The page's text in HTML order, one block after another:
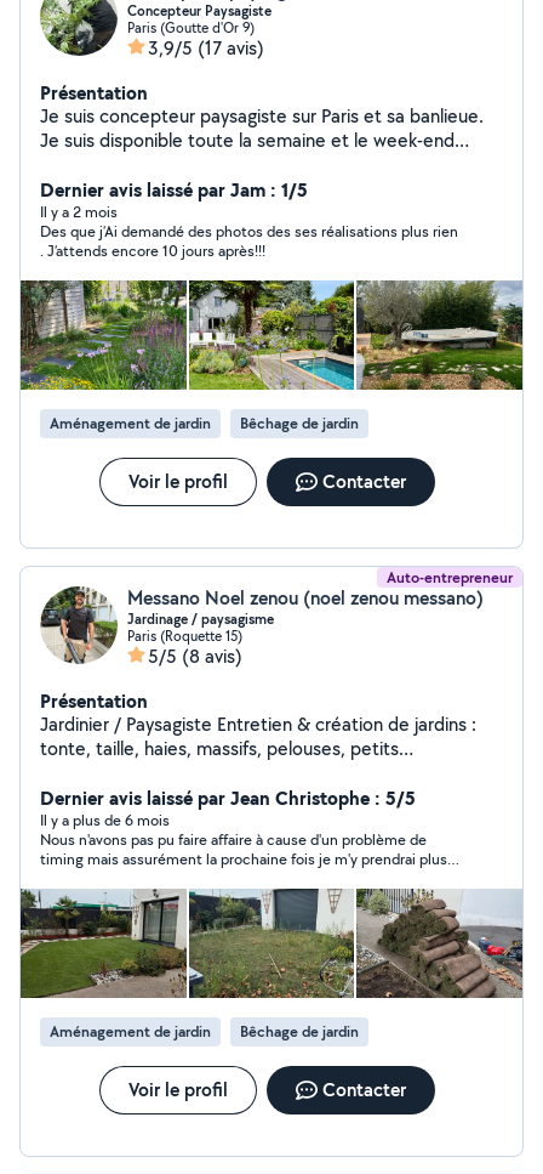
Concepteur Paysagiste
Paris (Goutte d'Or 9)
3,9/5 (17 avis)
Présentation
Je suis concepteur paysagiste sur Paris et sa banlieue.
Je suis disponible toute la semaine et le week-end
(entretien) et vos projets de créations (Devis avec ou
sans option (une palette végétale, et un moodboard).
Je suis spécialisé dans la reconnaissance de végétaux.
Mes réalisations sont très souvent basées sur le végétal
et sur toutes ces formes (voir mes créations sur mon
profil). Mes aménagements paysagers concernent : les
jardins, les terrasses, les balcons filants, les patios, et
les rooftops. Je réalise des terrasses bois, des pergolas,
des bacs potagers, l'installation d'arrosage automatique
et d'éclairage, mise en place de bacs et poteries, et
surtout des plantations avec une palette végétal
adaptés à votre lieu mélangé à vos envies. Nolan
Instagram : nolan.rbc
Dernier avis laissé par Jam : 1/5
Il y a 2 mois
Des que j’Ai demandé des photos des ses réalisations plus rien
. J’attends encore 10 jours après!!!
Aménagement de jardin Bêchage de jardin
Voir le profil Contacter
Auto-entrepreneur
Messano Noel zenou (noel zenou messano)
Jardinage / paysagisme
Paris (Roquette 15)
5/5 (8 avis)
Présentation
Jardinier / Paysagiste Entretien & création de jardins :
tonte, taille, haies, massifs, pelouses, petits
Devis gratuit Secteur [toute l'île de France]
Dernier avis laissé par Jean Christophe : 5/5
Il y a plus de 6 mois
Nous n'avons pas pu faire affaire à cause d'un problème de
timing mais assurément la prochaine fois je m'y prendrai plus
que je ne peux honnêtement juger la qualité de son travail
puisque nous n'avons pas fait affaire il est certain que c'est un
jeune homme sérieux comme on les aime et qui visiblement
connais bien son sujet. On ressent tout de suite là passion et
la volonté de satisfaire le client. Je recommande vraiment très
vivement. Jean Christophe
Aménagement de jardin
Bêchage de jardin
Voir le profil Contacter